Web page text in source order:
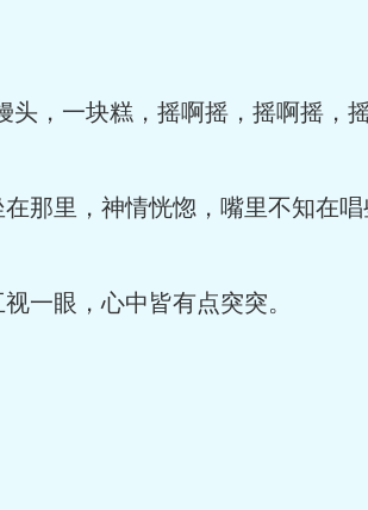
，一块糕，摇啊摇，摇啊摇，
里，神情恍惚，嘴里不知在唱
眼，心中皆有点突突。